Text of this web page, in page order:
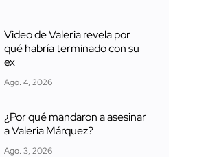
Video de Valeria revela por
qué habría terminado con su
ex
Ago. 4, 2026
¿Por qué mandaron a asesinar
a Valeria Márquez?
Ago. 3, 2026